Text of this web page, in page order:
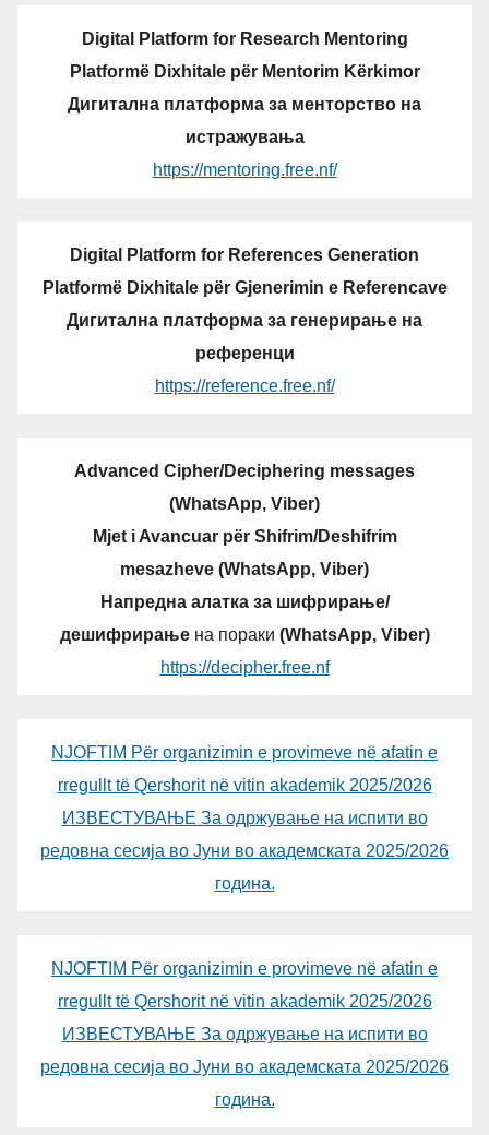
Digital Platform for Research Mentoring
Platformë Dixhitale për Mentorim Kërkimor
Дигитална платформа за менторство на
истражувања
https://mentoring.free.nf/
Digital Platform for References Generation
Platformë Dixhitale për Gjenerimin e Referencave
Дигитална платформа за генерирање на
референци
https://reference.free.nf/
Advanced Cipher/Deciphering messages
(WhatsApp, Viber)
Mjet i Avancuar për Shifrim/Deshifrim
mesazheve (WhatsApp, Viber)
Напредна алатка за шифрирање/
дешифрирањена пораки (WhatsApp, Viber)
https://decipher.free.nf
NJOFTIM Për organizimin e provimeve në afatin e
rregullt të Qershorit në vitin akademik 2025/2026
ИЗВЕСТУВАЊЕ За одржување на испити во
редовна сесија во Јуни во академската 2025/2026
година.
NJOFTIM Për organizimin e provimeve në afatin e
rregullt të Qershorit në vitin akademik 2025/2026
ИЗВЕСТУВАЊЕ За одржување на испити во
редовна сесија во Јуни во академската 2025/2026
година.